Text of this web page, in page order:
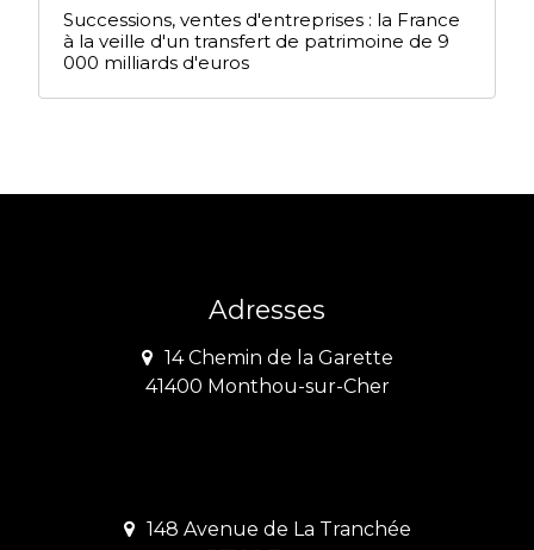
Successions, ventes d'entreprises : la France
à la veille d'un transfert de patrimoine de 9
000 milliards d'euros
Adresses
14 Chemin de la Garette
41400 Monthou-sur-Cher
148 Avenue de La Tranchée